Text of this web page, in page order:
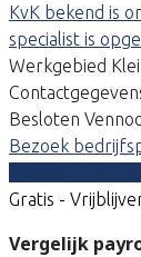
KvK bekend is
specialist is
Werkgebied
Besloten
Bezoek
Gratis -
Vergelijk